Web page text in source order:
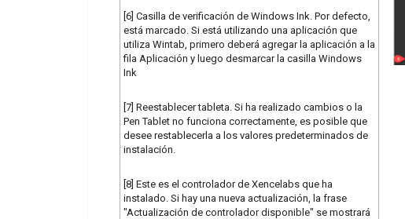
[6] Casilla de verificación de Windows Ink. Por defecto,
está marcado. Si está utilizando una aplicación que
utiliza Wintab, primero deberá agregar la aplicación a la
fila Aplicación y luego desmarcar la casilla Windows
Ink
[7] Reestablecer tableta. Si ha realizado cambios o la
Pen Tablet no funciona correctamente, es posible que
desee restablecerla a los valores predeterminados de
instalación.
[8] Este es el controlador de Xencelabs que ha
instalado. Si hay una nueva actualización, la frase
"Actualización de controlador disponible" se mostrará